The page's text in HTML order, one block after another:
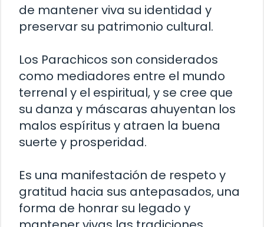
de mantener viva su identidad y
preservar su patrimonio cultural.
Los Parachicos son considerados
como mediadores entre el mundo
terrenal y el espiritual, y se cree que
su danza y máscaras ahuyentan los
malos espíritus y atraen la buena
suerte y prosperidad.
Es una manifestación de respeto y
gratitud hacia sus antepasados, una
forma de honrar su legado y